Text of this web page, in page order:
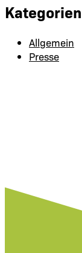
Kategorien
Allgemein
Presse